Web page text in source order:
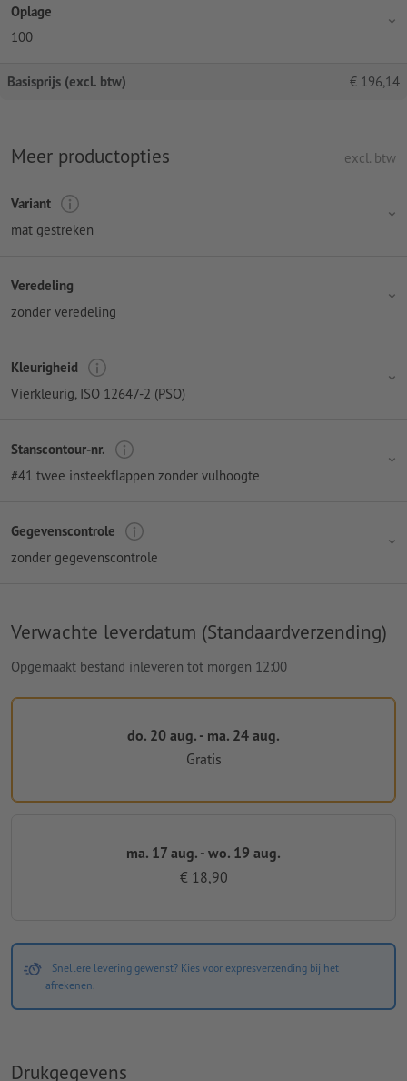
Oplage
100
Basisprijs (excl. btw) € 196,14
Meer productopties excl. btw
Variant
mat gestreken
Veredeling
zonder veredeling
Kleurigheid
Vierkleurig, ISO 12647-2 (PSO)
Stanscontour-nr.
#41 twee insteekflappen zonder vulhoogte
Gegevenscontrole
zonder gegevenscontrole
Verwachte leverdatum (Standaardverzending)
Opgemaakt bestand inleveren tot morgen 12:00
do. 20 aug. - ma. 24 aug.
Gratis
ma. 17 aug. - wo. 19 aug.
€ 18,90
Snellere levering gewenst? Kies voor expresverzending bij het
afrekenen.
Drukgegevens